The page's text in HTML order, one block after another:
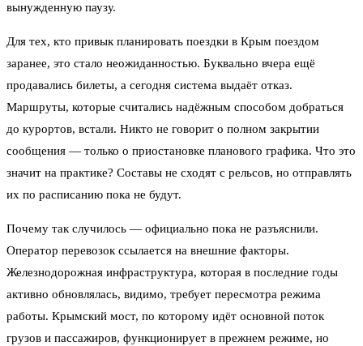
вынужденную паузу.
Для тех, кто привык планировать поездки в Крым поездом
заранее, это стало неожиданностью. Буквально вчера ещё
продавались билеты, а сегодня система выдаёт отказ.
Маршруты, которые считались надёжным способом добраться
до курортов, встали. Никто не говорит о полном закрытии
сообщения — только о приостановке планового графика. Что это
значит на практике? Составы не сходят с рельсов, но отправлять
их по расписанию пока не будут.
Почему так случилось — официально пока не разъяснили.
Оператор перевозок ссылается на внешние факторы.
Железнодорожная инфраструктура, которая в последние годы
активно обновлялась, видимо, требует пересмотра режима
работы. Крымский мост, по которому идёт основной поток
грузов и пассажиров, функционирует в прежнем режиме, но